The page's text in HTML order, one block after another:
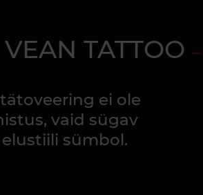
TATTOO
ei ole
vaid sügav
sümbol.